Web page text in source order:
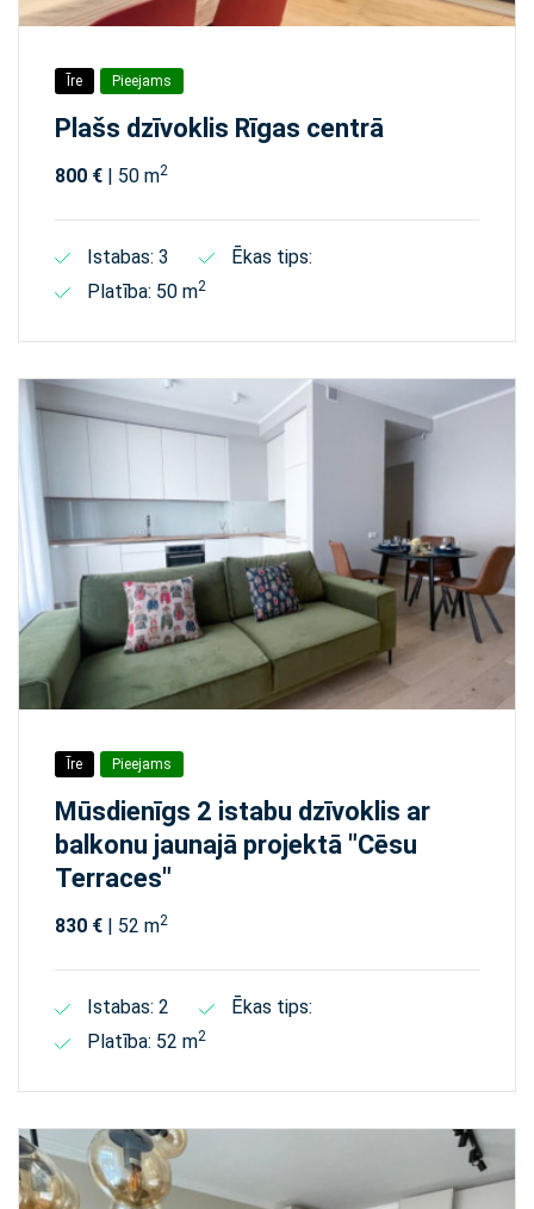
Īre Pieejams
Plašs dzīvoklis Rīgas centrā
800 € | 50 m2
Istabas: 3
Ēkas tips:
Platība: 50 m2
Īre Pieejams
Mūsdienīgs 2 istabu dzīvoklis ar
balkonu jaunajā projektā "Cēsu
Terraces"
830 € | 52 m2
Istabas: 2
Ēkas tips:
Platība: 52 m2